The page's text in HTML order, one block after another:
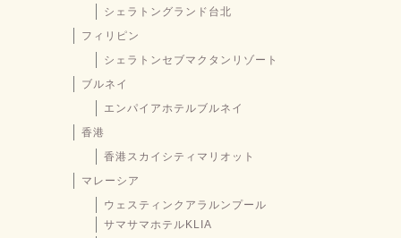
シェラトングランド台北
フィリピン
シェラトンセブマクタンリゾート
ブルネイ
エンパイアホテルブルネイ
香港
香港スカイシティマリオット
マレーシア
ウェスティンクアラルンプール
サマサマホテルKLIA